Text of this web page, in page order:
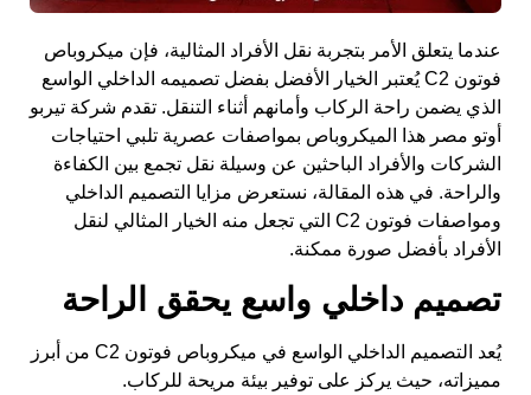
عندما يتعلق الأمر بتجربة نقل الأفراد المثالية، فإن ميكروباص
فوتون C2 يُعتبر الخيار الأفضل بفضل تصميمه الداخلي الواسع
الذي يضمن راحة الركاب وأمانهم أثناء التنقل. تقدم شركة تيربو
أوتو مصر هذا الميكروباص بمواصفات عصرية تلبي احتياجات
الشركات والأفراد الباحثين عن وسيلة نقل تجمع بين الكفاءة
والراحة. في هذه المقالة، نستعرض مزايا التصميم الداخلي
ومواصفات فوتون C2 التي تجعل منه الخيار المثالي لنقل
الأفراد بأفضل صورة ممكنة.
تصميم داخلي واسع يحقق الراحة
يُعد التصميم الداخلي الواسع في ميكروباص فوتون C2 من أبرز
مميزاته، حيث يركز على توفير بيئة مريحة للركاب.